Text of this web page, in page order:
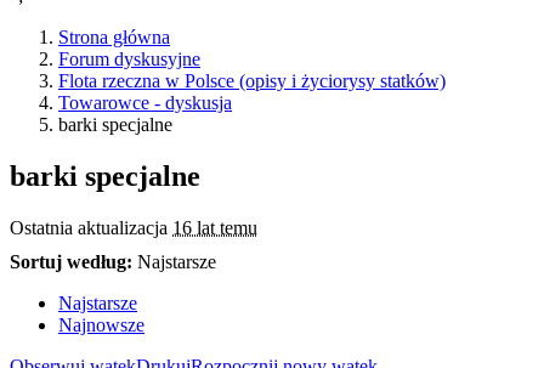
Strona główna
Forum dyskusyjne
Flota rzeczna w Polsce (opisy i życiorysy statków)
Towarowce - dyskusja
barki specjalne
barki specjalne
Ostatnia aktualizacja 16 lat temu
Sortuj według: Najstarsze
Najstarsze
Najnowsze